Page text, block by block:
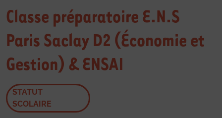
Classe préparatoire E.N.S
Paris Saclay D2 (Économie et
Gestion) & ENSAI
STATUT
SCOLAIRE